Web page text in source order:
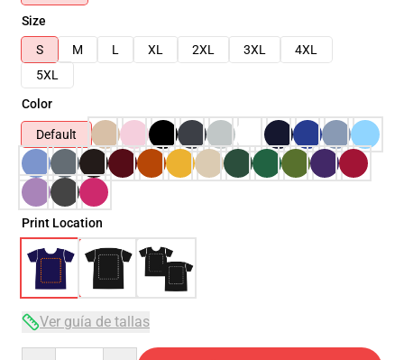
Size
S
M L XL 2XL 3XL
4XL
5XL
Color
Default
Print Location
Ver guía de tallas